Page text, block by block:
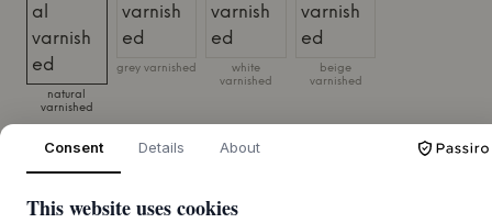
natural
varnished
grey varnished
white
varnished
beige
varnished
ROZMIAR: 96 X 96.50 X 56.50 CM
DODAJ DO KOSZYKA
Consent Details About
This website uses cookies